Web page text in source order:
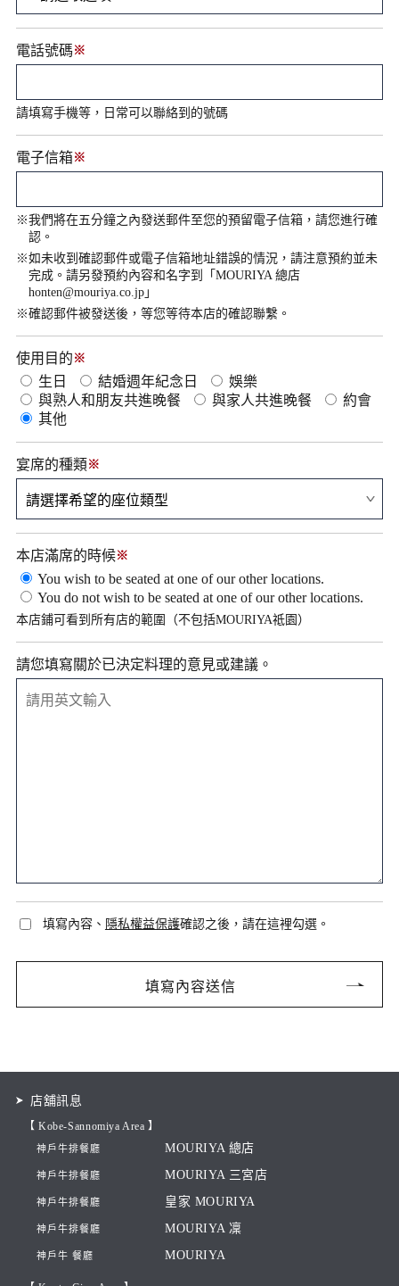
電話號碼 ※
請填寫手機等，日常可以聯絡到的號碼
電子信箱※
※我們將在五分鐘之內發送郵件至您的預留電子信箱，請您進行確
認。
※如未收到確認郵件或電子信箱地址錯誤的情況，請注意預約並未
完成。請另發預約內容和名字到「 MOURIYA 總店
honten@mouriya.co.jp」
※確認郵件被發送後，等您等待本店的確認聯繫。
使用目的 ※
生日 結婚週年紀念日
娛樂
與熟人和朋友共進晚餐
與家人共進晚餐
約會
其他
宴席的種類 ※
本店滿席的時候※
You wish to be seated at one of our other locations.
You do not wish to be seated at one of our other locations.
本店鋪可看到所有店的範圍（不包括MOURIYA祗園）
請您填寫關於已決定料理的意見或建議。
填寫內容、 隱私權益保護確認之後，請在這裡勾選。
店舖訊息
【 Kobe-Sannomiya Area 】
神戶牛排餐廳 MOURIYA 總店
神戶牛排餐廳 MOURIYA 三宮店
神戶牛排餐廳 皇家 MOURIYA
神戶牛排餐廳 MOURIYA 凜
神戶牛 餐廳 MOURIYA